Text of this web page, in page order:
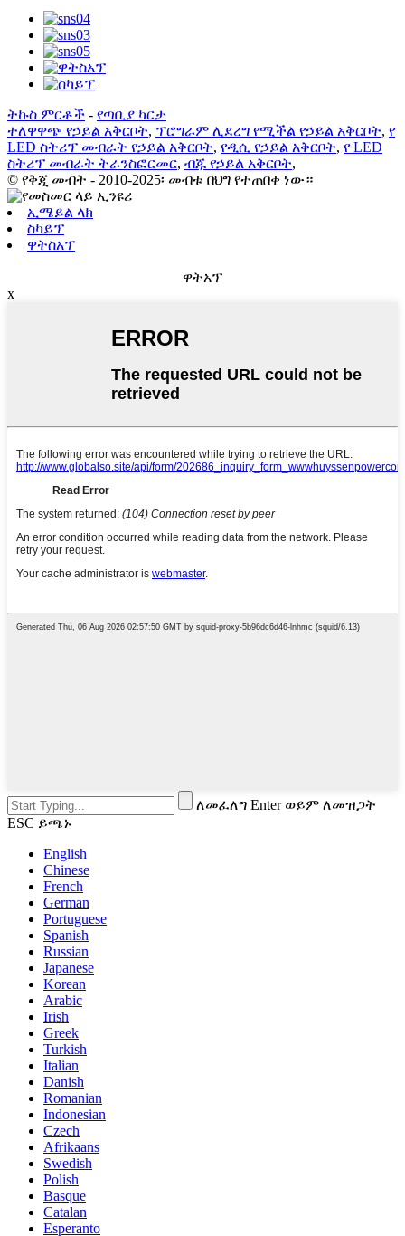
ትኩስ ምርቶች - የጣቢያ ካርታ
ተለዋዋጭ የኃይል አቅርቦት, ፕሮግራም ሊደረግ የሚችል የኃይል አቅርቦት, የ
LED ስትሪፕ መብራት የኃይል አቅርቦት, የዲሲ የኃይል አቅርቦት, የ LED
ስትሪፕ መብራት ትራንስፎርመር, ብጁ የኃይል አቅርቦት,
© የቅጂ መብት - 2010-2025፡ መብቱ በህግ የተጠበቀ ነው።
ኢሜይል ላክ
ስካይፕ
ዋትስአፕ
ዋትአፕ
x
ለመፈለግ Enter ወይም ለመዝጋት
ESC ይጫኑ
English
Chinese
French
German
Portuguese
Spanish
Russian
Japanese
Korean
Arabic
Irish
Greek
Turkish
Italian
Danish
Romanian
Indonesian
Czech
Afrikaans
Swedish
Polish
Basque
Catalan
Esperanto